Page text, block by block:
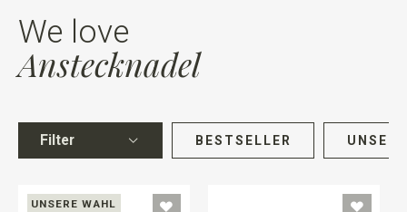
We love
Anstecknadel
Filter BESTSELLER
UNSERE WAHL